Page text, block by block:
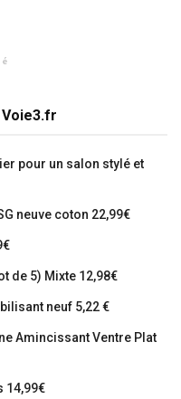
pour un salon stylé et
neuve coton 22,99€
de 5) Mixte 12,98€
neuf 5,22 €
Amincissant Ventre Plat
14,99€